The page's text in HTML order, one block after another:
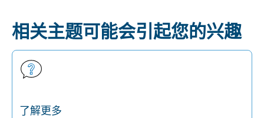
相关主题可能会引起您的兴趣
了解更多